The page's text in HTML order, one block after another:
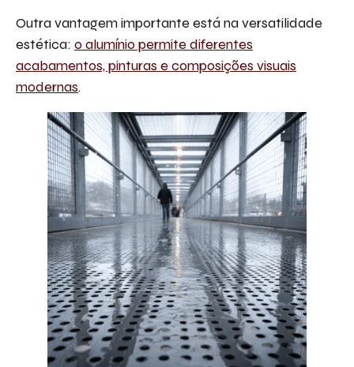
Outra vantagem importante está na versatilidade
estética: o alumínio permite diferentes
acabamentos, pinturas e composições visuais
modernas.